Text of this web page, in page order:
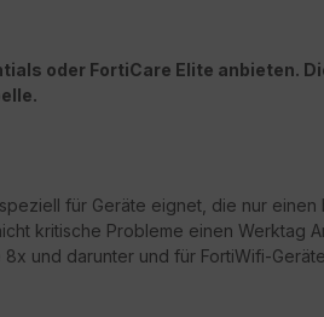
oder FortiCare Elite anbieten.
für Geräte eignet, die nur
kritische Probleme einen Werktag
und darunter und für FortiWifi-